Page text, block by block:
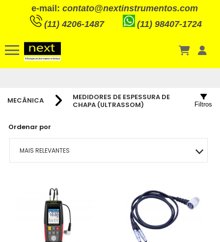
e-mail: contato@nextinstrumentos.com
(11) 4206-1487
(11) 98407-1724
MECÂNICA
MEDIDORES DE ESPESSURA DE
CHAPA (ULTRASSOM)
Ordenar por
MAIS RELEVANTES
MENOR PREÇO
MAIOR PREÇO
Filtros